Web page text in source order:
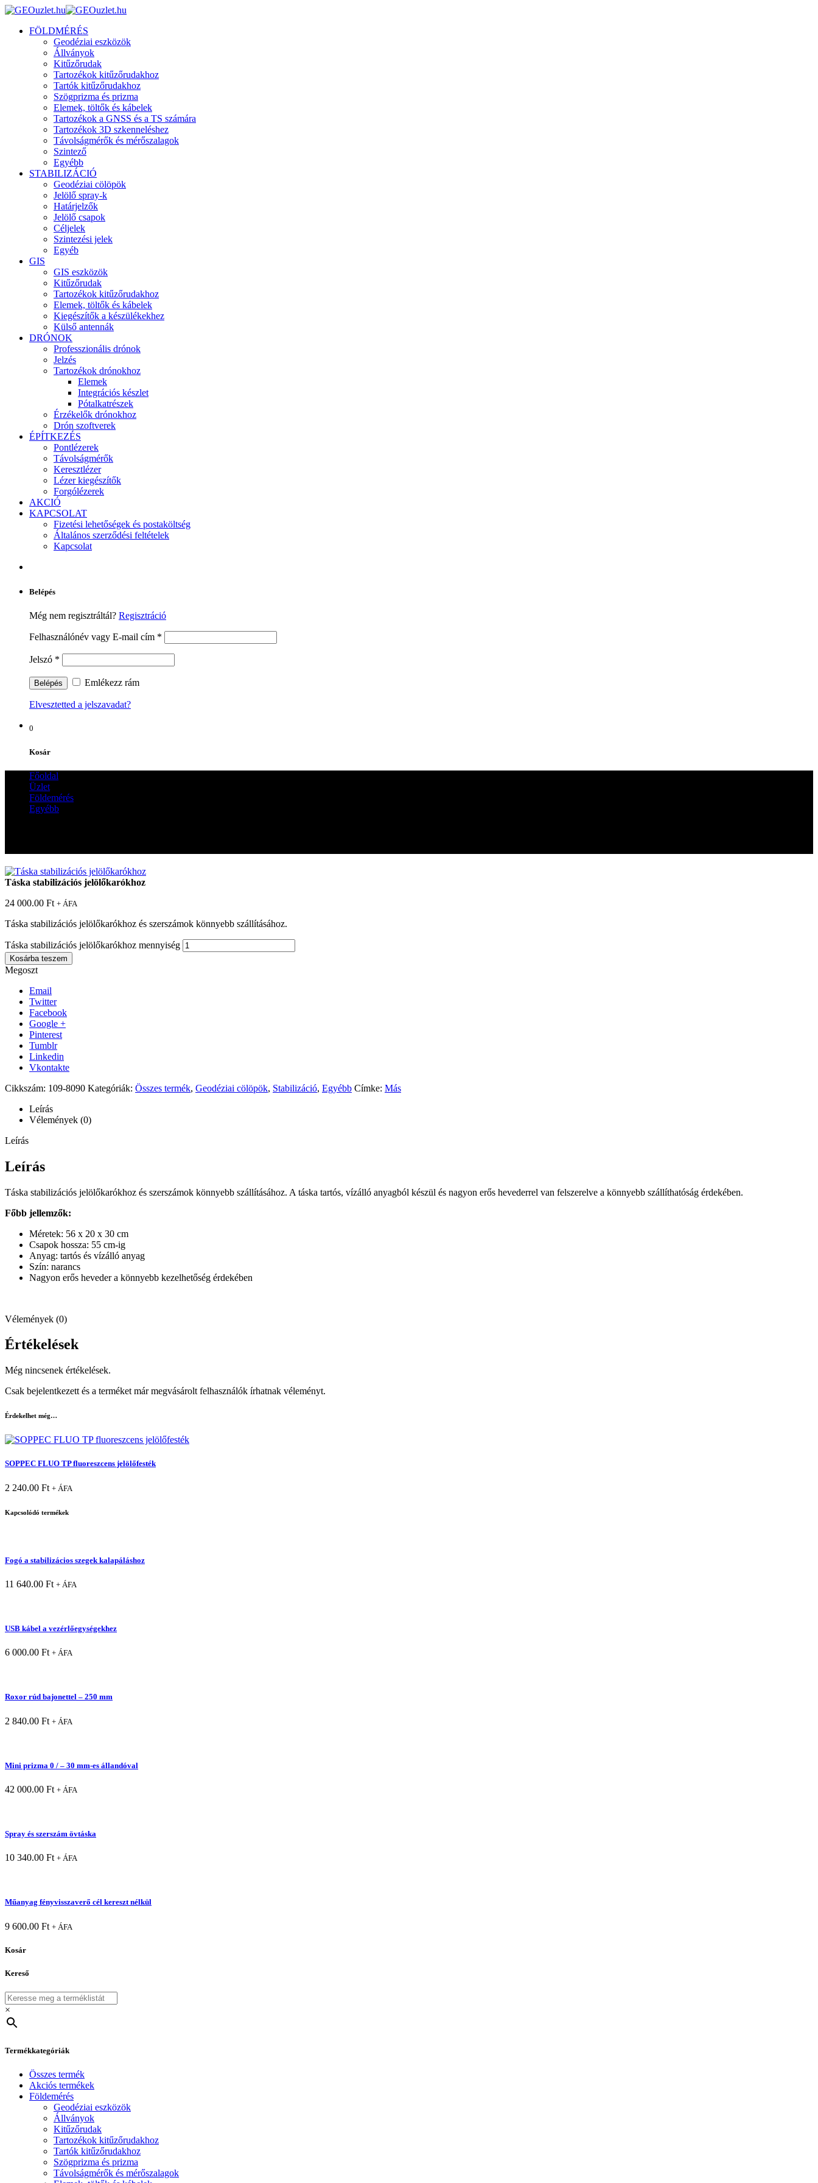
FÖLDMÉRÉS
Geodéziai eszközök
Állványok
Kitűzőrudak
Tartozékok kitűzőrudakhoz
Tartók kitűzőrudakhoz
Szögprizma és prizma
Elemek, töltők és kábelek
Tartozékok a GNSS és a TS számára
Tartozékok 3D szkenneléshez
Távolságmérők és mérőszalagok
Szintező
Egyébb
STABILIZÁCIÓ
Geodéziai cölöpök
Jelölő spray-k
Határjelzők
Jelölő csapok
Céljelek
Szintezési jelek
Egyéb
GIS
GIS eszközök
Kitűzőrudak
Tartozékok kitűzőrudakhoz
Elemek, töltők és kábelek
Kiegészítők a készülékekhez
Külső antennák
DRÓNOK
Professzionális drónok
Jelzés
Tartozékok drónokhoz
Elemek
Integrációs készlet
Pótalkatrészek
Érzékelők drónokhoz
Drón szoftverek
ÉPÍTKEZÉS
Pontlézerek
Távolságmérők
Keresztlézer
Lézer kiegészítők
Forgólézerek
AKCIÓ
KAPCSOLAT
Fizetési lehetőségek és postaköltség
Általános szerződési feltételek
Kapcsolat
Belépés
Még nem regisztráltál? Regisztráció
Felhasználónév vagy E-mail cím *
Jelszó *
Emlékezz rám
Elvesztetted a jelszavadat?
0
Kosár
Főoldal
Üzlet
Földemérés
Egyébb
Táska stabilizációs jelölőkarókhoz
24 000.00 Ft + ÁFA
Táska stabilizációs jelölőkarókhoz és szerszámok könnyebb szállításához.
Táska stabilizációs jelölőkarókhoz mennyiség
Kosárba teszem
Megoszt
Email
Twitter
Facebook
Google +
Pinterest
Tumblr
Linkedin
Vkontakte
Cikkszám: 109-8090 Kategóriák: Összes termék, Geodéziai cölöpök, Stabilizáció, Egyébb Címke: Más
Leírás
Vélemények (0)
Leírás
Leírás
Táska stabilizációs jelölőkarókhoz és szerszámok könnyebb szállításához. A táska tartós, vízálló anyagból készül és nagyon erős hevederrel van felszerelve a könnyebb szállíthatóság érdekében.
Főbb jellemzők:
Méretek: 56 x 20 x 30 cm
Csapok hossza: 55 cm-ig
Anyag: tartós és vízálló anyag
Szín: narancs
Nagyon erős heveder a könnyebb kezelhetőség érdekében
Vélemények (0)
Értékelések
Még nincsenek értékelések.
Csak bejelentkezett és a terméket már megvásárolt felhasználók írhatnak véleményt.
Érdekelhet még…
SOPPEC FLUO TP fluoreszcens jelölőfesték
2 240.00 Ft + ÁFA
Kapcsolódó termékek
Fogó a stabilizácios szegek kalapáláshoz
11 640.00 Ft + ÁFA
USB kábel a vezérlőegységekhez
6 000.00 Ft + ÁFA
Roxor rúd bajonettel – 250 mm
2 840.00 Ft + ÁFA
Mini prizma 0 / – 30 mm-es állandóval
42 000.00 Ft + ÁFA
Spray és szerszám övtáska
10 340.00 Ft + ÁFA
Műanyag fényvisszaverő cél kereszt nélkül
9 600.00 Ft + ÁFA
Kosár
Kereső
×
Termékkategóriák
Összes termék
Akciós termékek
Földemérés
Geodéziai eszközök
Állványok
Kitűzőrudak
Tartozékok kitűzőrudakhoz
Tartók kitűzőrudakhoz
Szögprizma és prizma
Távolságmérők és mérőszalagok